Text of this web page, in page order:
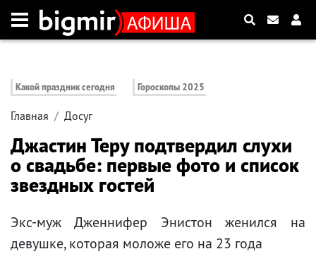
Какой праздник сегодня Гороскопы 2025
Главная Досуг
Джастин Теру подтвердил слухи
о свадьбе: первые фото и список
звездных гостей
Экс-муж Дженнифер Энистон женился на
девушке, которая моложе его на 23 года